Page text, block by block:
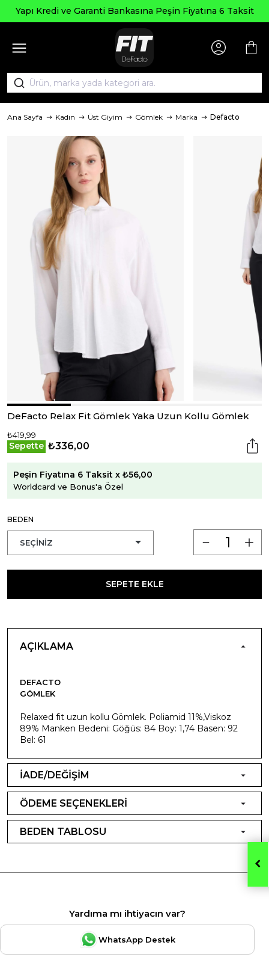
Yapı Kredi ve Garanti Bankasına Peşin Fiyatına 6 Taksit
Ana Sayfa Kadın Üst Giyim Gömlek Marka Defacto
DeFacto Relax Fit Gömlek Yaka Uzun Kollu Gömlek
₺419,99
Sepette ₺336,00
Peşin Fiyatına 6 Taksit x ₺56,00
Worldcard ve Bonus'a Özel
BEDEN
SEPETE EKLE
AÇIKLAMA
DEFACTO
GÖMLEK
Relaxed fit uzun kollu Gömlek. Poliamid 11%,Viskoz
89% Manken Bedeni: Göğüs: 84 Boy: 1,74 Basen: 92
Bel: 61
İADE/DEĞİŞİM
ÖDEME SEÇENEKLERİ
BEDEN TABLOSU
Yardıma mı ihtiyacın var?
WhatsApp Destek